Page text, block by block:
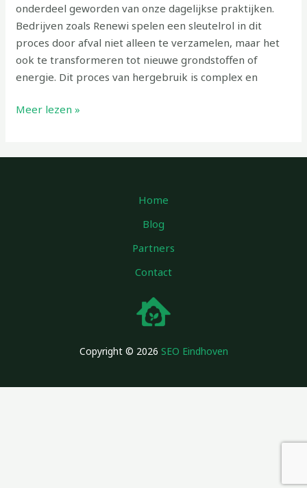
onderdeel geworden van onze dagelijkse praktijken.
Bedrijven zoals Renewi spelen een sleutelrol in dit
proces door afval niet alleen te verzamelen, maar het
ook te transformeren tot nieuwe grondstoffen of
energie. Dit proces van hergebruik is complex en
Meer lezen »
Home
Blog
Partners
Contact
Copyright © 2026 SEO Eindhoven